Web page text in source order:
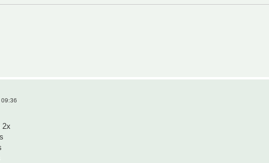
2x